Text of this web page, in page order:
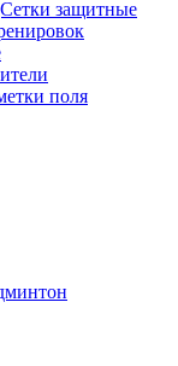
защитные
поля